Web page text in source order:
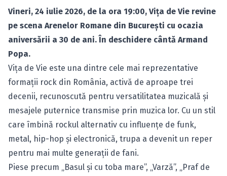
Vineri, 24 iulie 2026, de la ora 19:00, Vița de Vie revine
pe scena Arenelor Romane din București cu ocazia
aniversării a 30 de ani. În deschidere cântă Armand
Popa.
Vița de Vie este una dintre cele mai reprezentative
formații rock din România, activă de aproape trei
decenii, recunoscută pentru versatilitatea muzicală și
mesajele puternice transmise prin muzica lor. Cu un stil
care îmbină rockul alternativ cu influențe de funk,
metal, hip-hop și electronică, trupa a devenit un reper
pentru mai multe generații de fani.
Piese precum „Basul și cu toba mare”, „Varză”, „Praf de